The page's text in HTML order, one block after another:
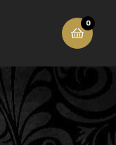
0